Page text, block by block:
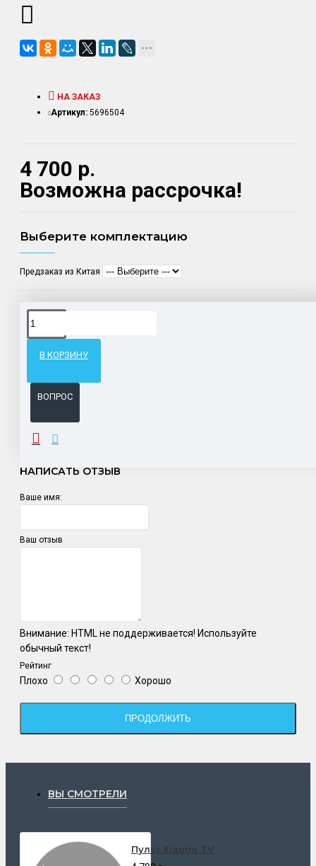
4 700 р.
Возможна рассрочка!
НА ЗАКАЗ
Артикул: 5696504
Выберите комплектацию
Предзаказ из Китая
В КОРЗИНУ
ВОПРОС
Доставка товара по всему Таможенному союзу.
ОТЗЫВЫ
НАПИСАТЬ ОТЗЫВ
Ваше имя:
Ваш отзыв
Внимание: HTML не поддерживается! Используйте
обычный текст!
Рейтинг
Плохо Хорошо
ПРОДОЛЖИТЬ
ВЫ СМОТРЕЛИ
Пульт Xiaomi TV